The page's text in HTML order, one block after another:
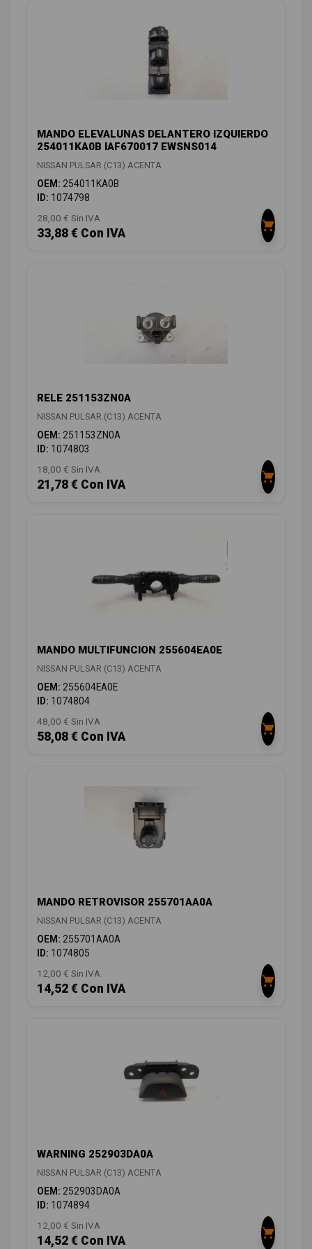
MANDO ELEVALUNAS DELANTERO IZQUIERDO
254011KA0B IAF670017 EWSNS014
NISSAN PULSAR (C13) ACENTA
OEM: 254011KA0B
ID: 1074798
28,00 € Sin IVA
33,88 € Con IVA
RELE 251153ZN0A
NISSAN PULSAR (C13) ACENTA
OEM: 251153ZN0A
ID: 1074803
18,00 € Sin IVA
21,78 € Con IVA
MANDO MULTIFUNCION 255604EA0E
NISSAN PULSAR (C13) ACENTA
OEM: 255604EA0E
ID: 1074804
48,00 € Sin IVA
58,08 € Con IVA
MANDO RETROVISOR 255701AA0A
NISSAN PULSAR (C13) ACENTA
OEM: 255701AA0A
ID: 1074805
12,00 € Sin IVA
14,52 € Con IVA
WARNING 252903DA0A
NISSAN PULSAR (C13) ACENTA
OEM: 252903DA0A
ID: 1074894
12,00 € Sin IVA
14,52 € Con IVA